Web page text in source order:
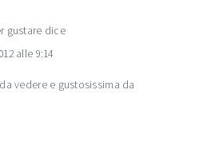
gustare dice
alle 9:14
vedere e gustosissima da